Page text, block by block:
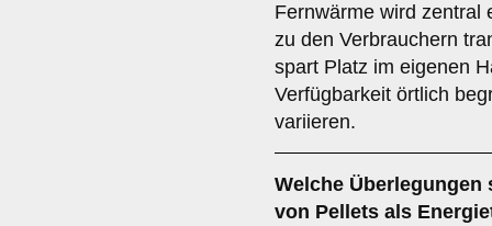
Fernwärme wird zentral
zu den Verbrauchern
spart Platz im eigenen
Verfügbarkeit örtlich
variieren.
Welche
von Pellets als